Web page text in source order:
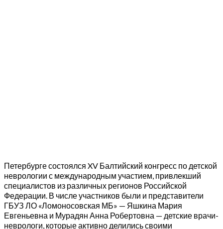
Петербурге состоялся XV Балтийский конгресс по детской
неврологии с международным участием, привлекший
специалистов из различных регионов Российской
Федерации. В числе участников были и представители
ГБУЗ ЛО «Ломоносовская МБ» — Яшкина Мария
Евгеньевна и Мурадян Анна Робертовна — детские врачи-
неврологи, которые активно делились своими